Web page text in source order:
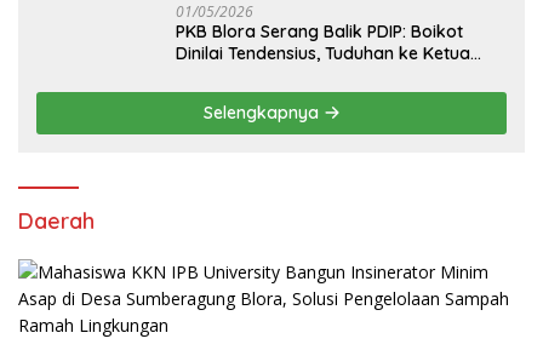
01/05/2026
PKB Blora Serang Balik PDIP: Boikot
Dinilai Tendensius, Tuduhan ke Ketua
Selengkapnya
Daerah